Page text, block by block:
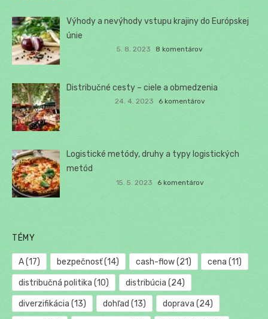
Výhody a nevýhody vstupu krajiny do Európskej
únie
5. 8. 2023 8 komentárov
Distribučné cesty – ciele a obmedzenia
24. 4. 2023 6 komentárov
Logistické metódy, druhy a typy logistických
metód
15. 5. 2023 6 komentárov
TÉMY
A(17) bezpečnosť(14) cash-flow(21) cena (11)
distribučná politika (10) distribúcia (24)
diverzifikácia (13) dohľad (13) doprava (24)